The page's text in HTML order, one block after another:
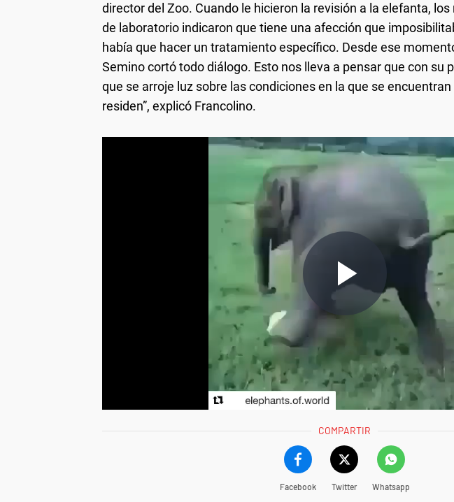
director del Zoo. Cuando le hicieron la revisión a la elefanta,
de laboratorio indicaron que tiene una afección que
había que hacer un tratamiento específico. Desde ese
Semino cortó todo diálogo. Esto nos lleva a pensar que con su
que se arroje luz sobre las condiciones en la que se
residen”, explicó Francolino.
COMPARTIR
Facebook Twitter Whatsapp